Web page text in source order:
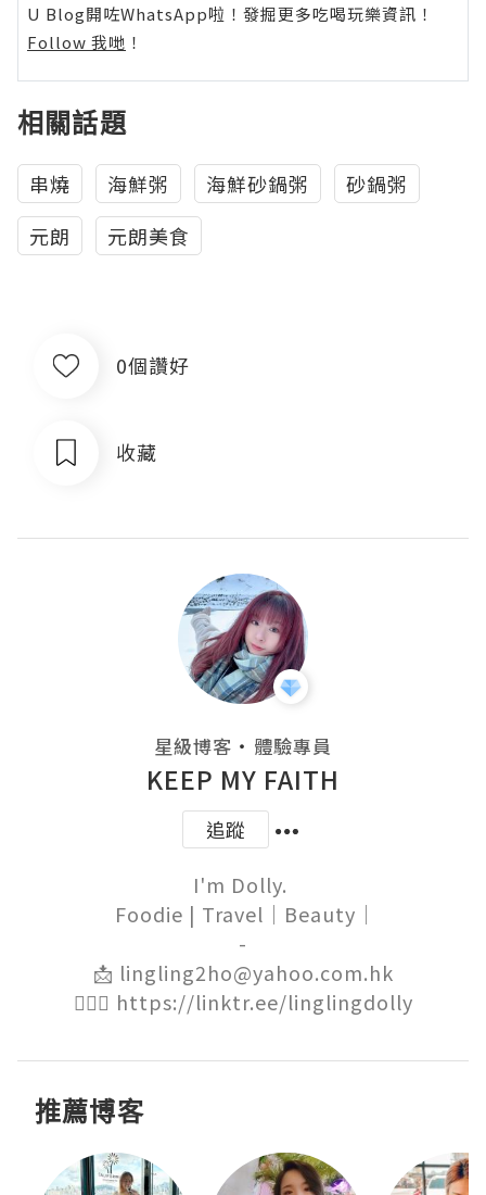
U Blog開咗WhatsApp啦！發掘更多吃喝玩樂資訊！
Follow 我哋 ！
相關話題
串燒 海鮮粥 海鮮砂鍋粥
砂鍋粥
元朗
元朗美食
0個讚好
收藏
星級博客 ・ 體驗專員
KEEP MY FAITH
追蹤
I'm Dolly.
-
📩 lingling2ho@yahoo.com.hk
🙋🏻‍♀️ https://linktr.ee/linglingdolly
推薦博客